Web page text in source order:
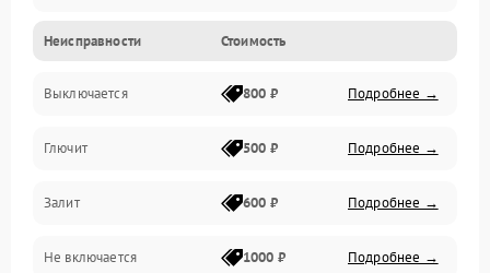
Электронные ошибки
Механические проблемы
Матрица и оптика
Питание и питание цепей
Проблемы с картами памяти
Неисправности Стоимость
Выключается 800 ₽ Подробнее →
Глючит 500 ₽ Подробнее →
Залит 600 ₽ Подробнее →
Не включается 1000 ₽ Подробнее →